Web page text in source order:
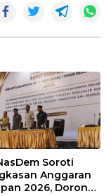
Soroti
Anggaran
2026, Dorong